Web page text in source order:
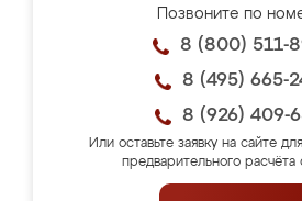
Позвоните по
8 (800) 511-
8 (495) 665-
8 (926) 409-
Или оставьте заявку на сайте
предварительного расчёта